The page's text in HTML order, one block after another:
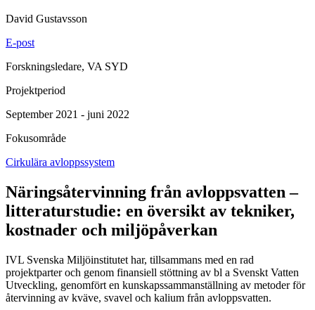
David Gustavsson
E-post
Forskningsledare, VA SYD
Projektperiod
September 2021 - juni 2022
Fokusområde
Cirkulära avloppssystem
Näringsåtervinning från avloppsvatten –
litteraturstudie: en översikt av tekniker,
kostnader och miljöpåverkan
IVL Svenska Miljöinstitutet har, tillsammans med en rad
projektparter och genom finansiell stöttning av bl a Svenskt Vatten
Utveckling, genomfört en kunskapssammanställning av metoder för
återvinning av kväve, svavel och kalium från avloppsvatten.